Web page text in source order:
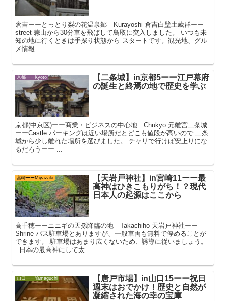
倉吉ーーとっとり梨の花温泉郷 Kurayoshi 倉吉白壁土蔵群ーー
street 蒜山から30分車を飛ばして鳥取に突入しました。 いつも未
知の地に行くときは手探り状態から スタートです。観光地、グル
メ情報...
京都ーーKyoto
【二条城】in京都5ーー江戸幕府
の誕生と終焉の地で歴史を学ぶ
京都(中京区)ーー商業・ビジネスの中心地 Chukyo 元離宮二条城
ーーCastle パーキングは近い場所だとどこも値段が高いので 二条
城から少し離れた場所を選びました。 チャリで行けば安上りにな
るだろうーー ...
宮崎ーーMiyazaki
【天岩戸神社】in宮崎11ーー最
高神はひきこもりがち！？現代
日本人の起源はここから
高千穂ーーニニギの天孫降臨の地 Takachiho 天岩戸神社ーー
Shrine バス駐車場とありますが、一般車両も無料で停めることが
できます。 駐車場はあまり広くないため、誘導に従いましょう。
日本の最高神にして太...
山口ーーYamaguchi
【唐戸市場】in山口15ーー祝日
週末はおでかけ！歴史と自然が
凝縮された海の幸の宝庫